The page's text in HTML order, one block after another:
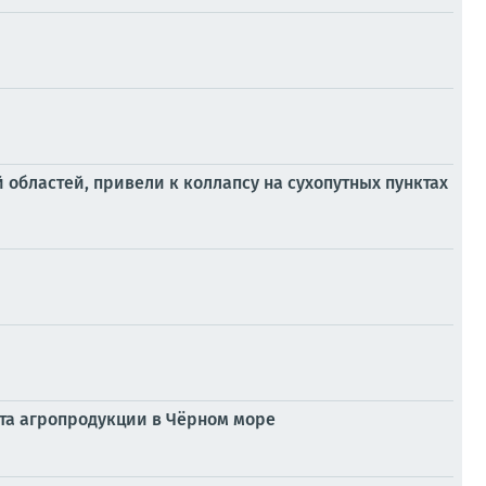
привели к коллапсу на сухопутных пунктах
агропродукции в Чёрном море